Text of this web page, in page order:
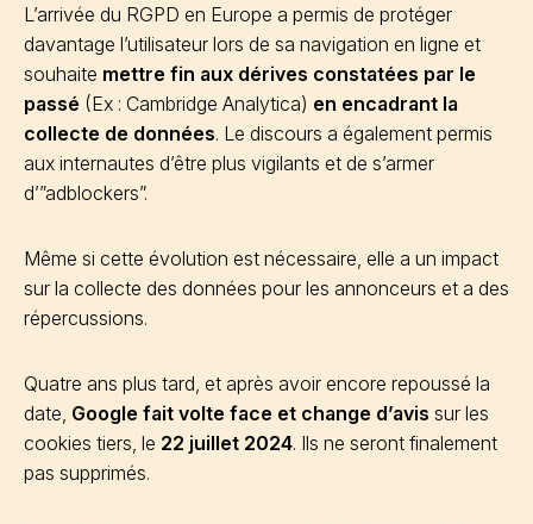
L’arrivée du RGPD en Europe a permis de protéger
davantage l’utilisateur lors de sa navigation en ligne et
souhaite mettre fin aux dérives constatées par le
passé (Ex : Cambridge Analytica) en encadrant la
collecte de données. Le discours a également permis
aux internautes d’être plus vigilants et de s’armer
d’”adblockers”.
Même si cette évolution est nécessaire, elle a un impact
sur la collecte des données pour les annonceurs et a des
répercussions.
Quatre ans plus tard, et après avoir encore repoussé la
date, Google fait volte face et change d’avis sur les
cookies tiers, le 22 juillet 2024. Ils ne seront finalement
pas supprimés.